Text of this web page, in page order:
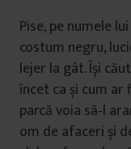
Pise, pe numele
costum negru,
lejer la gât. Își
încet ca și cum ar
parcă voia să‑l
om de afaceri și